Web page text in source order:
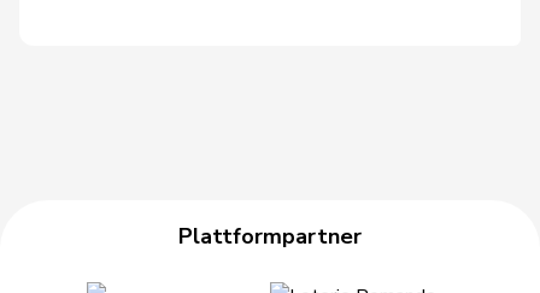
Plattformpartner